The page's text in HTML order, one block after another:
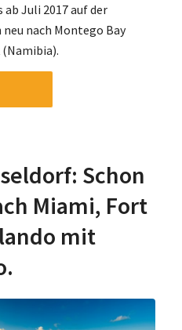
Juli 2017 auf der
nach Montego Bay
Schon
Miami, Fort
mit